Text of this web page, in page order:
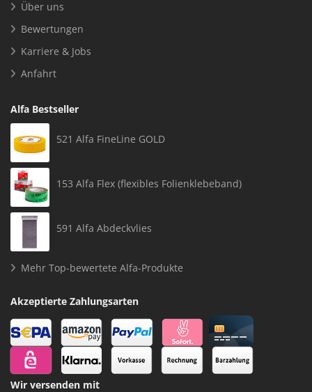
Über uns
Bewertungen
Karriere & Jobs
Anfahrt
Alfa Bestseller
521 Alfa FineLine GOLD
153 Alfa Flex (flexibles Folienklebeband)
591 Alfa Abdeckvlies
Mehr Top-bewertete Alfa-Produkte
Akzeptierte Zahlungsarten
Wir versenden mit